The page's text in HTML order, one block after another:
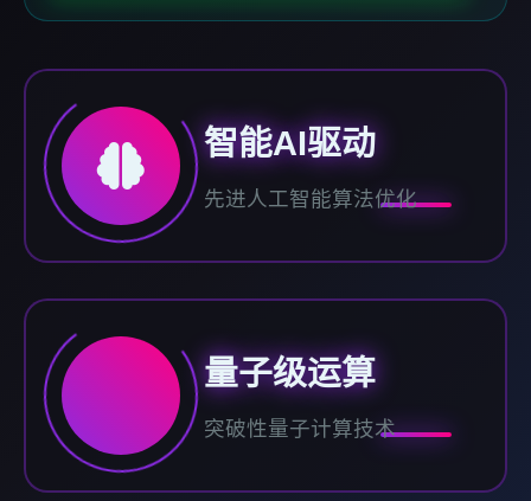
智能AI驱动
先进人工智能算法优化
量子级运算
突破性量子计算技术